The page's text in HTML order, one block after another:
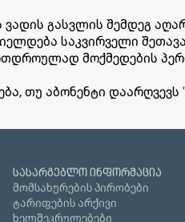
გასვლის შემდეგ
საკვირველი
მოქმედების
თუ აბონენტი დაარღვევს
სასარგებლო ინფორმაცია
მომსახურების პირობები
ტარიფების არქივი
ხელშეკრულებები